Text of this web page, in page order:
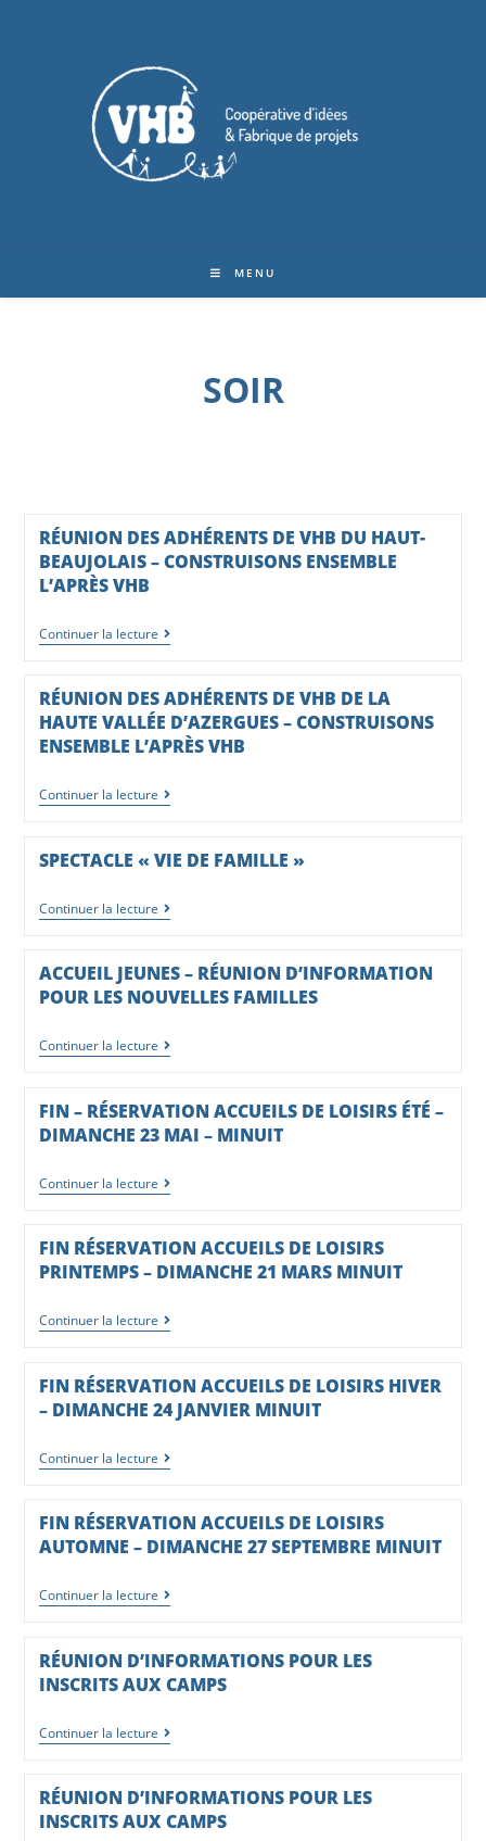
MENU
SOIR
RÉUNION DES ADHÉRENTS DE VHB DU HAUT-
BEAUJOLAIS – CONSTRUISONS ENSEMBLE
L’APRÈS VHB
Continuer la lecture
RÉUNION DES ADHÉRENTS DE VHB DE LA
HAUTE VALLÉE D’AZERGUES – CONSTRUISONS
ENSEMBLE L’APRÈS VHB
Continuer la lecture
SPECTACLE « VIE DE FAMILLE »
Continuer la lecture
ACCUEIL JEUNES – RÉUNION D’INFORMATION
POUR LES NOUVELLES FAMILLES
Continuer la lecture
FIN – RÉSERVATION ACCUEILS DE LOISIRS ÉTÉ –
DIMANCHE 23 MAI – MINUIT
Continuer la lecture
FIN RÉSERVATION ACCUEILS DE LOISIRS
PRINTEMPS – DIMANCHE 21 MARS MINUIT
Continuer la lecture
FIN RÉSERVATION ACCUEILS DE LOISIRS HIVER
– DIMANCHE 24 JANVIER MINUIT
Continuer la lecture
FIN RÉSERVATION ACCUEILS DE LOISIRS
AUTOMNE – DIMANCHE 27 SEPTEMBRE MINUIT
Continuer la lecture
RÉUNION D’INFORMATIONS POUR LES
INSCRITS AUX CAMPS
Continuer la lecture
RÉUNION D’INFORMATIONS POUR LES
INSCRITS AUX CAMPS